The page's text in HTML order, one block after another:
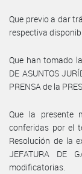
Que previo a dar
respectiva
Que han tomado
DE ASUNTOS
PRENSA de la
Que la presente
conferidas por el
Resolución de la
JEFATURA DE
modificatorias.